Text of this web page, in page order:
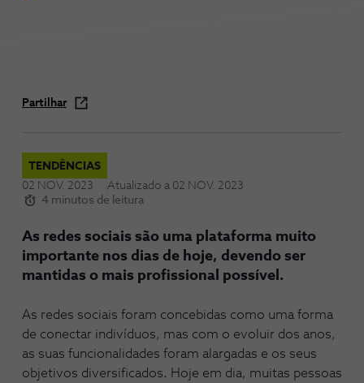
Partilhar
TENDÊNCIAS
02 NOV. 2023
Atualizado a 02 NOV. 2023
4 minutos de leitura
As redes sociais são uma plataforma muito
importante nos dias de hoje, devendo ser
mantidas o mais profissional possível.
As redes sociais foram concebidas como uma forma
de conectar indivíduos, mas com o evoluir dos anos,
as suas funcionalidades foram alargadas e os seus
objetivos diversificados. Hoje em dia, muitas pessoas